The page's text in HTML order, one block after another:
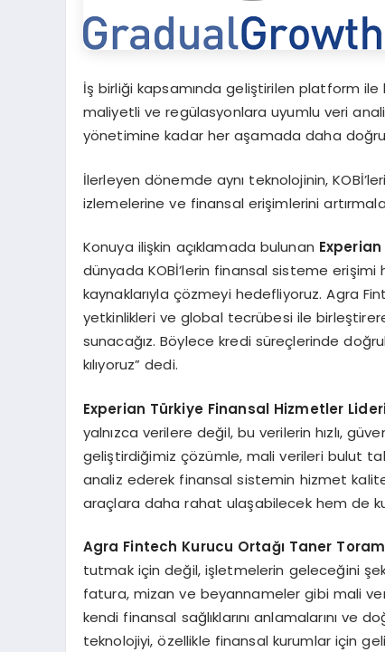
İş birliği kapsamında geliştirilen platform ile
maliyetli ve regülasyonlara uyumlu veri
yönetimine kadar her aşamada daha
İlerleyen dönemde aynı teknolojinin,
izlemelerine ve finansal erişimlerini
Konuya ilişkin açıklamada bulunan Experian
dünyada KOBİ’lerin finansal sisteme erişimi
kaynaklarıyla çözmeyi hedefliyoruz. Agra
yetkinlikleri ve global tecrübesi ile
sunacağız. Böylece kredi süreçlerinde
kılıyoruz” dedi.
Experian Türkiye Finansal Hizmetler
yalnızca verilere değil, bu verilerin hızlı,
geliştirdiğimiz çözümle, mali verileri bulut
analiz ederek finansal sistemin hizmet
araçlara daha rahat ulaşabilecek hem de
Agra Fintech Kurucu Ortağı Taner
tutmak için değil, işletmelerin geleceğini
fatura, mizan ve beyannameler gibi mali
kendi finansal sağlıklarını anlamalarını ve
teknolojiyi, özellikle finansal kurumlar için